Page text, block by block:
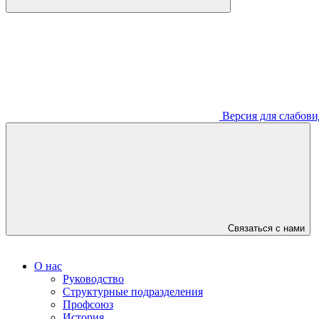
Версия для
Связаться с нами
О нас
Руководство
Структурные подразделения
Профсоюз